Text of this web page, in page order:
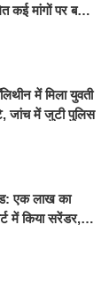
कई मांगों पर बनी
में मिला युवती
जांच में जुटी पुलिस
एक लाख का
में किया सरेंडर,
जेल